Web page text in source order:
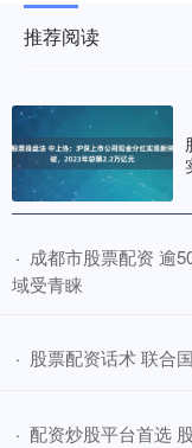
推荐阅读
· 成都市股票配资 逾
域受青睐
· 股票配资话术 联合
· 配资炒股平台首选